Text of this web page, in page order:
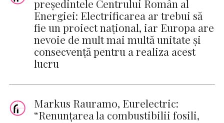
președintele Centrului Român al
Energiei: Electrificarea ar trebui să
fie un proiect național, iar Europa are
nevoie de mult mai multă unitate și
consecvență pentru a realiza acest
lucru
Markus Rauramo, Eurelectric:
“Renunțarea la combustibilii fosili,